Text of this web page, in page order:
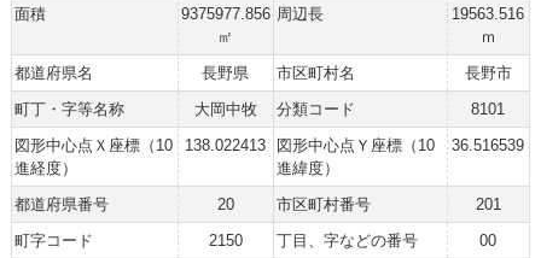
面積
9375977.856
㎡
周辺長
19563.516
ｍ
都道府県名
長野県 市区町村名
長野市
町丁・字等名称
大岡中牧 分類コード
8101
図形中心点Ｘ座標（10
進経度）
138.022413
図形中心点Ｙ座標（10
進緯度）
36.516539
都道府県番号 20 市区町村番号
201
町字コード
2150 丁目、字などの番号
00